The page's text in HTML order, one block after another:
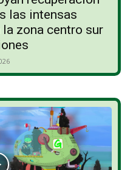
las intensas
zona centro sur